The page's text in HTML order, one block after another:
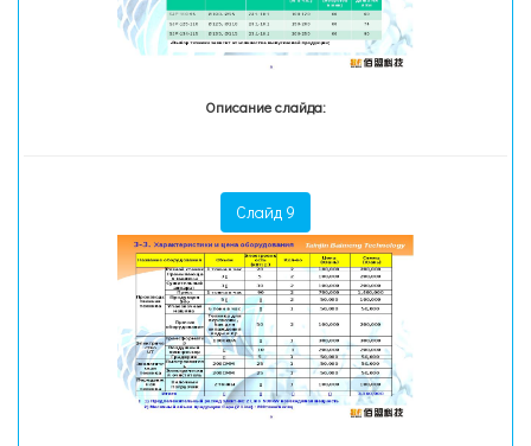
Описание слайда:
Слайд 9